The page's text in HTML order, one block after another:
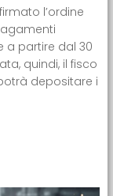
l’ordine
a partire dal 30
quindi, il fisco
depositare i